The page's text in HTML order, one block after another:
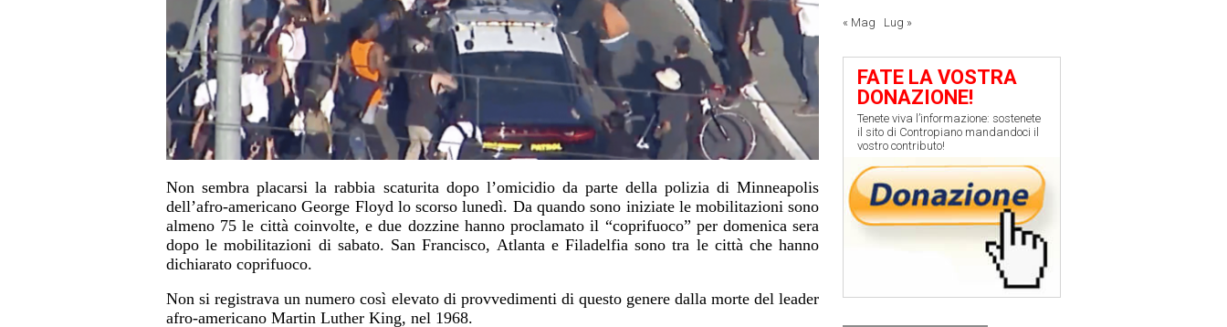
Non sembra placarsi la rabbia scaturita dopo l’omicidio da parte della polizia di Minneapolis
dell’afro-americano George Floyd lo scorso lunedì. Da quando sono iniziate le mobilitazioni sono
almeno 75 le città coinvolte, e due dozzine hanno proclamato il “coprifuoco” per domenica sera
dopo le mobilitazioni di sabato. San Francisco, Atlanta e Filadelfia sono tra le città che hanno
dichiarato coprifuoco.
Non si registrava un numero così elevato di provvedimenti di questo genere dalla morte del leader
afro-americano Martin Luther King, nel 1968.
« Mag Lug »
FATE LA VOSTRA
DONAZIONE!
Tenete viva l’informazione: sostenete
il sito di Contropiano mandandoci il
vostro contributo!